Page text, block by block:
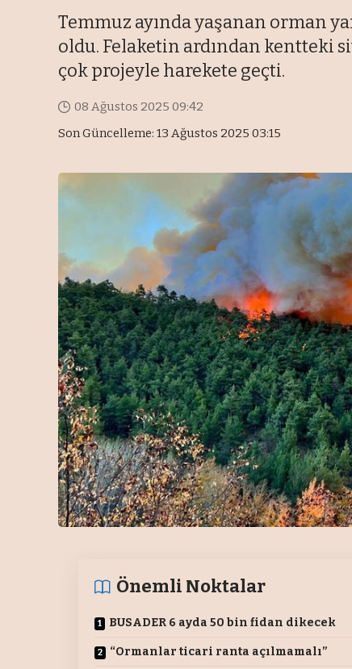
Temmuz ayında yaşanan orman
oldu. Felaketin ardından kentteki
çok projeyle harekete geçti.
Son Güncelleme: 13 Ağustos 2025 03:15
08 Ağustos 2025 09:42
Önemli Noktalar
BUSADER 6 ayda 50 bin fidan dikecek
“Ormanlar ticari ranta açılmamalı”